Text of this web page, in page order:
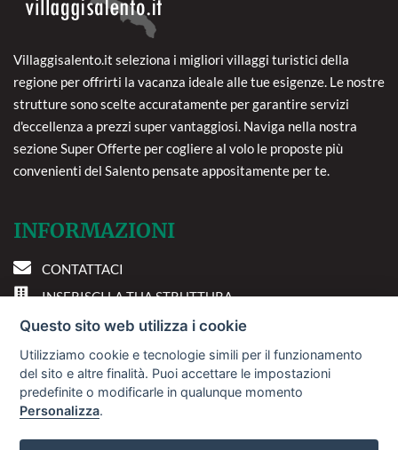
Villaggisalento.it seleziona i migliori villaggi turistici della
regione per offrirti la vacanza ideale alle tue esigenze. Le nostre
strutture sono scelte accuratamente per garantire servizi
d'eccellenza a prezzi super vantaggiosi. Naviga nella nostra
sezione Super Offerte per cogliere al volo le proposte più
convenienti del Salento pensate appositamente per te.
INFORMAZIONI
CONTATTACI
INSERISCI LA TUA STRUTTURA
PREFERENZE COOKIE
DOVE SIAMO
Via A. Costa, 2 - 63822
Questo sito web utilizza i cookie
Utilizziamo cookie e tecnologie simili per il funzionamento
del sito e altre finalità. Puoi accettare le impostazioni
predefinite o modificarle in qualunque momento
Personalizza.